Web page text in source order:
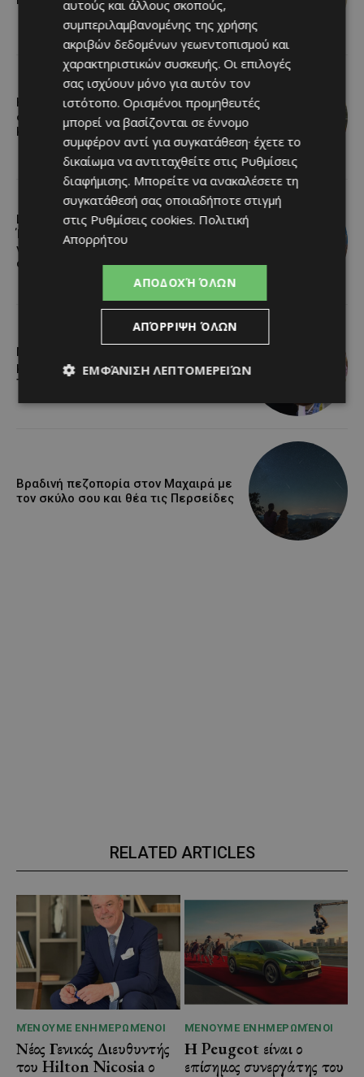
Η Peugeot είναι ο επίσημος
συνεργάτης του Φεστιβάλ
Κινηματογράφου της Βενετίας
Lidl Better Living Days #summer2026:
Ένα μοναδικό ταξίδι ευεξίας, γεμάτο
γεύση, ενέργεια και χαμόγελα σε
όλη την Κύπρο
Μια βραδιά γεμάτη παράδοση,
μουσική και κέφι στον Δελίκηπο για
τη γιορτή του Χρυσοσώτηρος
Βραδινή πεζοπορία στον Μαχαιρά με
τον σκύλο σου και θέα τις Περσείδες
RELATED ARTICLES
ΜΈΝΟΥΜΕ ΕΝΗΜΕΡΩΜΈΝΟΙ
Νέος Γενικός Διευθυντής
του Hilton Nicosia ο
ΜΈΝΟΥΜΕ ΕΝΗΜΕΡΩΜΈΝΟΙ
Η Peugeot είναι ο
επίσημος συνεργάτης του
αυτούς και άλλους σκοπούς,
συμπεριλαμβανομένης της χρήσης
ακριβών δεδομένων γεωεντοπισμού και
χαρακτηριστικών συσκευής. Οι επιλογές
σας ισχύουν μόνο για αυτόν τον
ιστότοπο. Ορισμένοι προμηθευτές
μπορεί να βασίζονται σε έννομο
συμφέρον αντί για συγκατάθεση· έχετε το
δικαίωμα να αντιταχθείτε στις Ρυθμίσεις
διαφήμισης. Μπορείτε να ανακαλέσετε τη
συγκατάθεσή σας οποιαδήποτε στιγμή
στις Ρυθμίσεις cookies. Πολιτική
Απορρήτου
ΑΠΟΔΟΧΉ ΌΛΩΝ
ΑΠΌΡΡΙΨΗ ΌΛΩΝ
ΕΜΦΆΝΙΣΗ ΛΕΠΤΟΜΕΡΕΙΏΝ